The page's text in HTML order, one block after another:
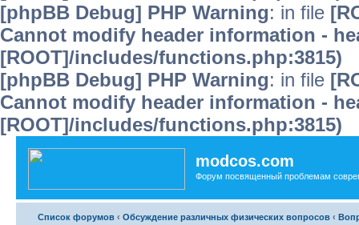
[phpBB Debug] PHP Warning: in file
Cannot modify header information -
[ROOT]/includes/functions.php:3815)
[phpBB Debug] PHP Warning: in file
Cannot modify header information -
[ROOT]/includes/functions.php:3815)
modcos.com
Форум посвященный проблемам
Список форумов ‹ Обсуждение различных физических вопросов ‹